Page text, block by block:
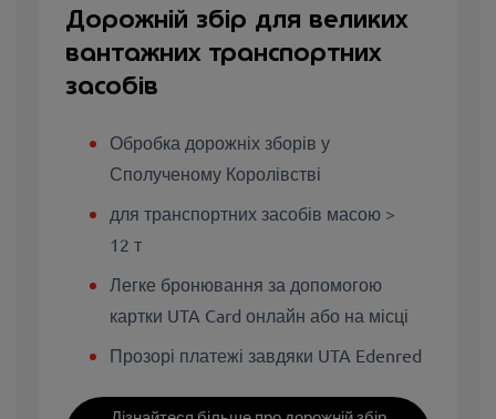
Дорожній збір для великих
вантажних транспортних
засобів
Обробка дорожніх зборів у
Сполученому Королівстві
для транспортних засобів масою >
12 т
Легке бронювання за допомогою
картки UTA Card онлайн або на місці
Прозорі платежі завдяки UTA Edenred